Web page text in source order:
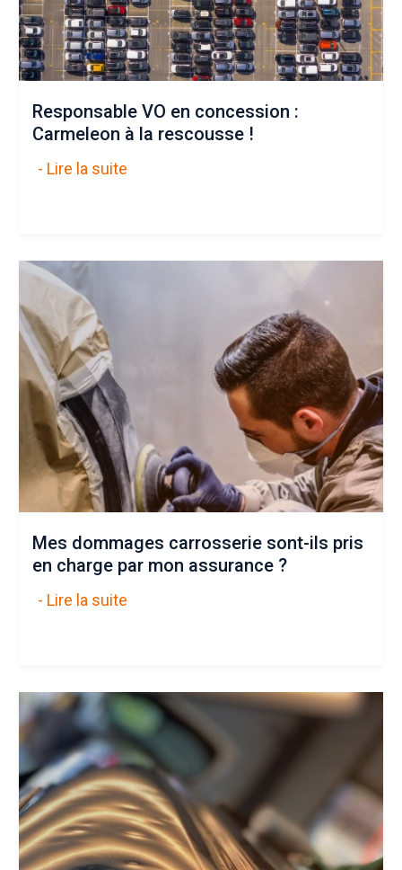
Responsable VO en concession :
Carmeleon à la rescousse !
- Lire la suite
Mes dommages carrosserie sont-ils pris
en charge par mon assurance ?
- Lire la suite